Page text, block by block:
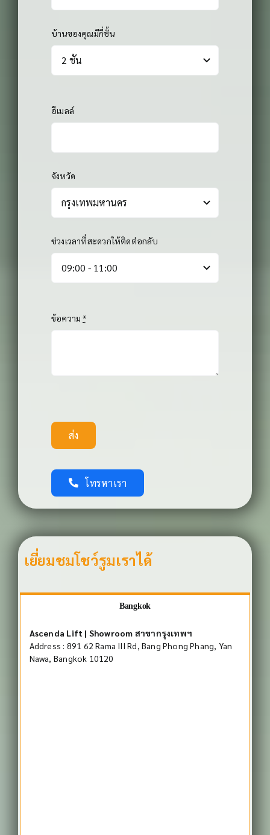
บ้านของคุณมีกี่ชั้น
อีเมลล์
จังหวัด
ช่วงเวลาที่สะดวกให้ติดต่อกลับ
ข้อความ*
ส่ง
โทรหาเรา
เยี่ยมชมโชว์รูมเราได้
Bangkok
Ascenda Lift | Showroom สาขากรุงเทพฯ
Address : 891 62 Rama III Rd, Bang Phong Phang, Yan
Nawa, Bangkok 10120